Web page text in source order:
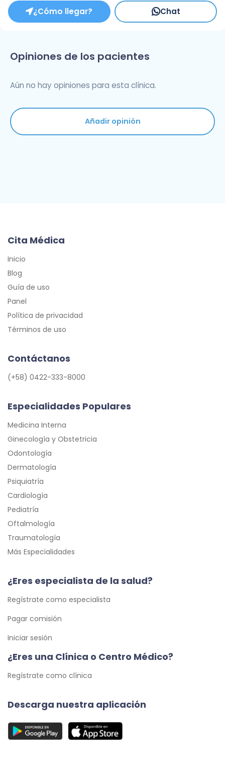
¿Cómo llegar? Chat
Opiniones de los pacientes
Aún no hay opiniones para esta clínica.
Añadir opinión
Cita Médica
Inicio
Blog
Guía de uso
Panel
Política de privacidad
Términos de uso
Contáctanos
(+58) 0422-333-8000
Especialidades Populares
Medicina Interna
Ginecología y Obstetricia
Odontología
Dermatología
Psiquiatría
Cardiología
Pediatría
Oftalmología
Traumatología
Más Especialidades
¿Eres especialista de la salud?
Regístrate como especialista
Pagar comisión
Iniciar sesión
¿Eres una Clínica o Centro Médico?
Regístrate como clínica
Descarga nuestra aplicación